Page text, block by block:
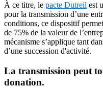
À ce titre, le pacte Dutreil est
pour la transmission d’une
conditions, ce dispositif
de 75% de la valeur de
mécanisme s’applique tant
d’une succession d'activité.
La transmission peut
donation.